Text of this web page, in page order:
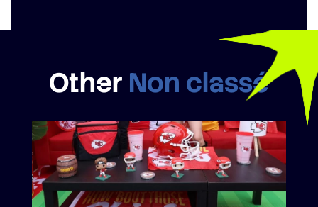
Other Non classé